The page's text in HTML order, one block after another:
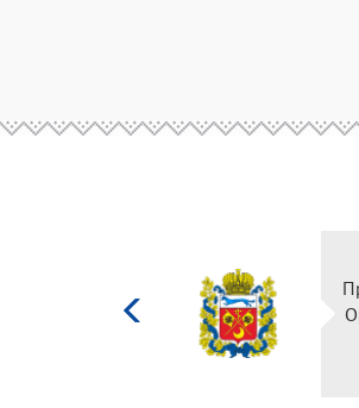
Министерство
культуры
Российской